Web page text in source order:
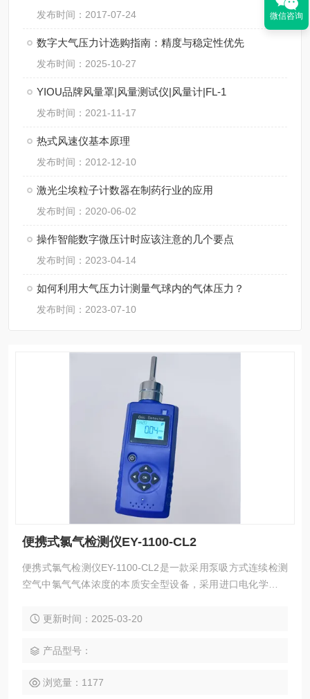
发布时间：2017-07-24
数字大气压力计选购指南：精度与稳定性优先
发布时间：2025-10-27
YIOU品牌风量罩|风量测试仪|风量计|FL-1
发布时间：2021-11-17
热式风速仪基本原理
发布时间：2012-12-10
激光尘埃粒子计数器在制药行业的应用
发布时间：2020-06-02
操作智能数字微压计时应该注意的几个要点
发布时间：2023-04-14
如何利用大气压力计测量气球内的气体压力？
发布时间：2023-07-10
便携式氯气检测仪EY-1100-CL2
便携式氯气检测仪EY-1100-CL2是一款采用泵吸方式连续检测
空气中氯气气体浓度的本质安全型设备，采用进口电化学传感
命安全，智能的高低两级报警功能极大的满足了工业现场安全
用，本产品广泛应用于石油、化工、冶金、炼化、生物制药、
更新时间：2025-03-20
产品型号：
浏览量：1177
微信咨询